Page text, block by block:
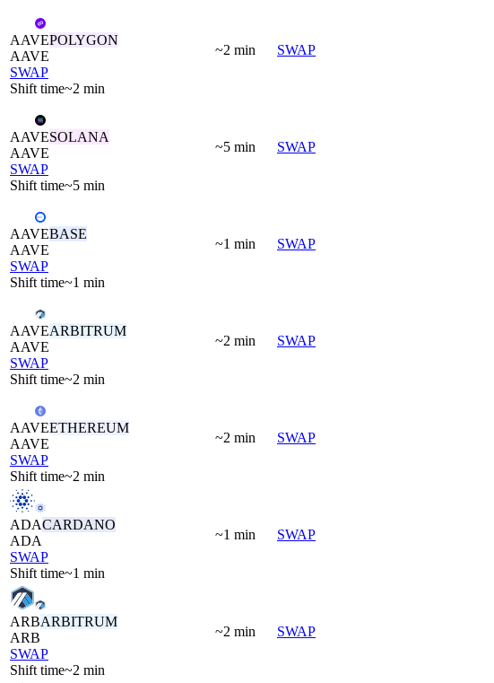
AAVEPOLYGON
AAVE
SWAP
Shift time~2 min
~2 min SWAP
AAVESOLANA
AAVE
SWAP
Shift time~5 min
~5 min SWAP
AAVEBASE
AAVE
SWAP
Shift time~1 min
~1 min SWAP
AAVEARBITRUM
AAVE
SWAP
Shift time~2 min
~2 min SWAP
AAVEETHEREUM
AAVE
SWAP
Shift time~2 min
~2 min SWAP
ADACARDANO
ADA
SWAP
Shift time~1 min
~1 min SWAP
ARBARBITRUM
ARB
SWAP
Shift time~2 min
~2 min SWAP